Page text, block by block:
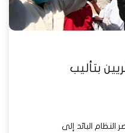
بتأليب
عناصر النظام البائد إلى